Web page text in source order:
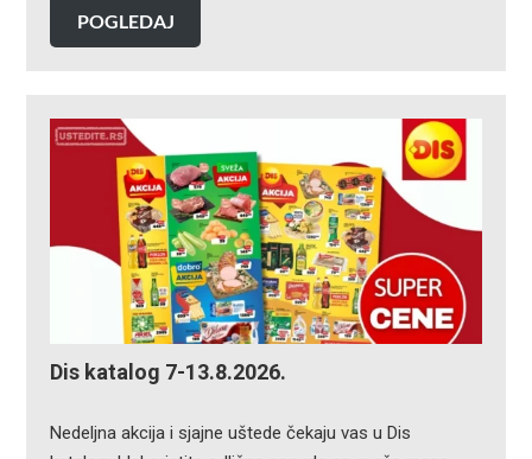
POGLEDAJ
Dis katalog 7-13.8.2026.
Nedeljna akcija i sjajne uštede čekaju vas u Dis